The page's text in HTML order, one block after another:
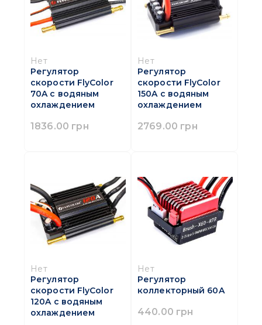
Нет
Регулятор
скорости FlyColor
70A с водяным
охлаждением
1836.00 грн
Нет
Регулятор
скорости FlyColor
150A с водяным
охлаждением
2769.00 грн
Нет
Регулятор
скорости FlyColor
120A с водяным
охлаждением
Нет
Регулятор
коллекторный 60A
440.00 грн